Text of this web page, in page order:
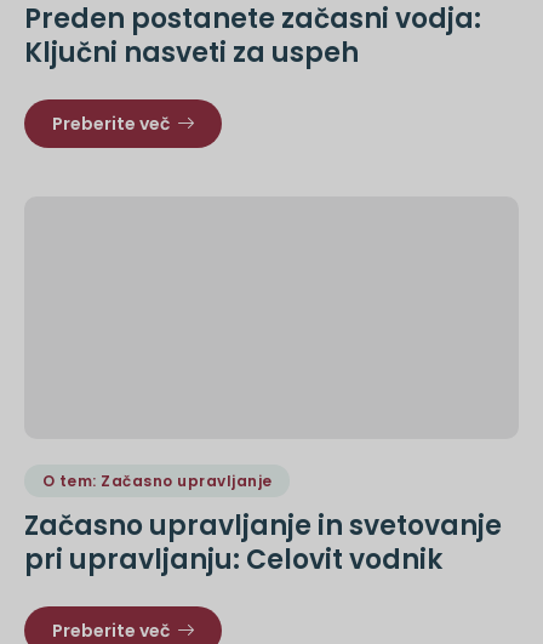
Preden postanete začasni vodja:
Ključni nasveti za uspeh
Preberite več
O tem: Začasno upravljanje
Začasno upravljanje in svetovanje
pri upravljanju: Celovit vodnik
Preberite več